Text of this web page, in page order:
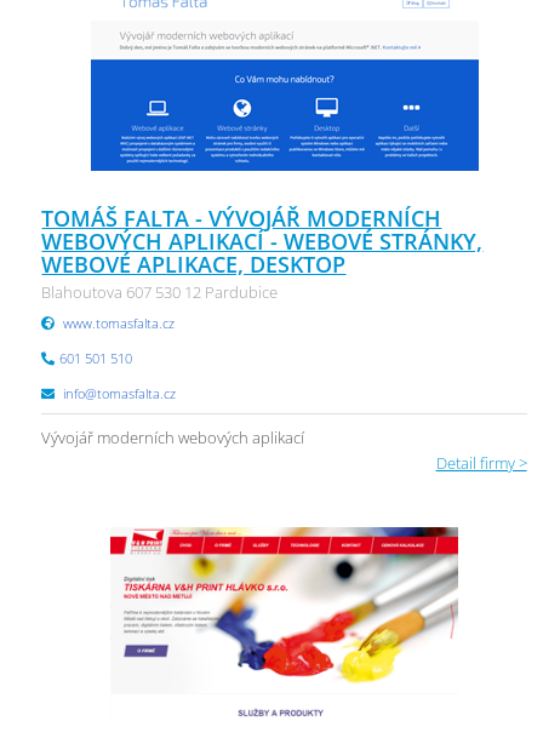
TOMÁŠ FALTA - VÝVOJÁŘ MODERNÍCH
WEBOVÝCH APLIKACÍ - WEBOVÉ STRÁNKY,
WEBOVÉ APLIKACE, DESKTOP
Blahoutova 607 530 12 Pardubice
www.tomasfalta.cz
601 501 510
info@tomasfalta.cz
Vývojář moderních webových aplikací
Detail firmy >